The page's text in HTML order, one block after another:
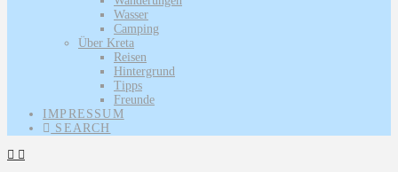
Wasser
Camping
Über Kreta
Reisen
Hintergrund
Tipps
Freunde
IMPRESSUM
SEARCH